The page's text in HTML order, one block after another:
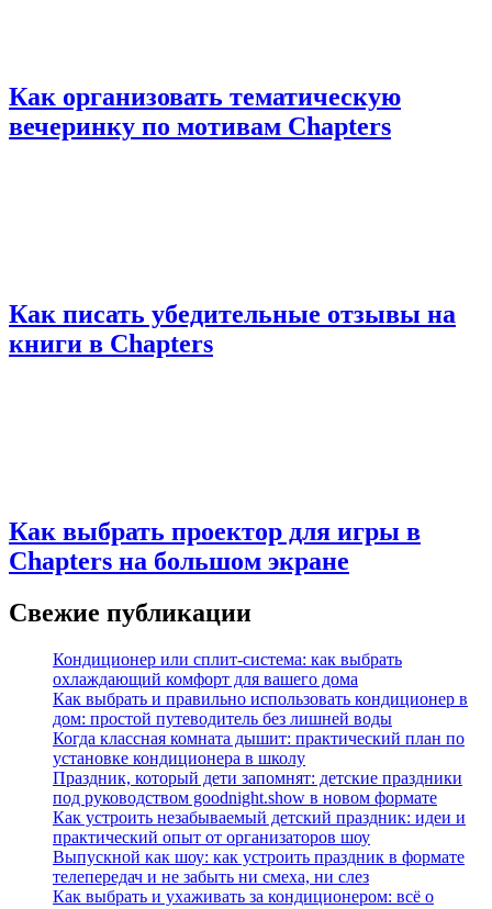
Как организовать тематическую
вечеринку по мотивам Chapters
Как писать убедительные отзывы на
книги в Chapters
Как выбрать проектор для игры в
Chapters на большом экране
Свежие публикации
Кондиционер или сплит-система: как выбрать
охлаждающий комфорт для вашего дома
Как выбрать и правильно использовать кондиционер в
дом: простой путеводитель без лишней воды
Когда классная комната дышит: практический план по
установке кондиционера в школу
Праздник, который дети запомнят: детские праздники
под руководством goodnight.show в новом формате
Как устроить незабываемый детский праздник: идеи и
практический опыт от организаторов шоу
Выпускной как шоу: как устроить праздник в формате
телепередач и не забыть ни смеха, ни слез
Как выбрать и ухаживать за кондиционером: всё о